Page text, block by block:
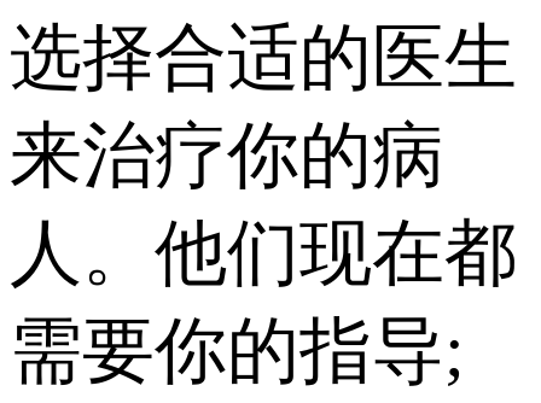
选择合适的医生
来治疗你的病
人。他们现在都
需要你的指导;